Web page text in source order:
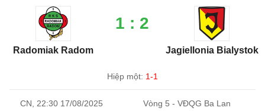
Radomiak Radom
1 : 2
Jagiellonia Bialystok
Hiệp một: 1-1
CN, 22:30 17/08/2025
Vòng 5 - VĐQG Ba Lan